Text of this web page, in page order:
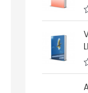
v
a
l
a
ç
o
v
a